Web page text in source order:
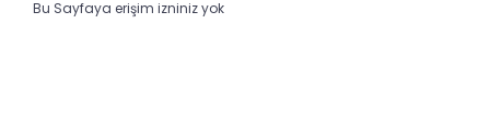
Bu Sayfaya erişim izniniz yok